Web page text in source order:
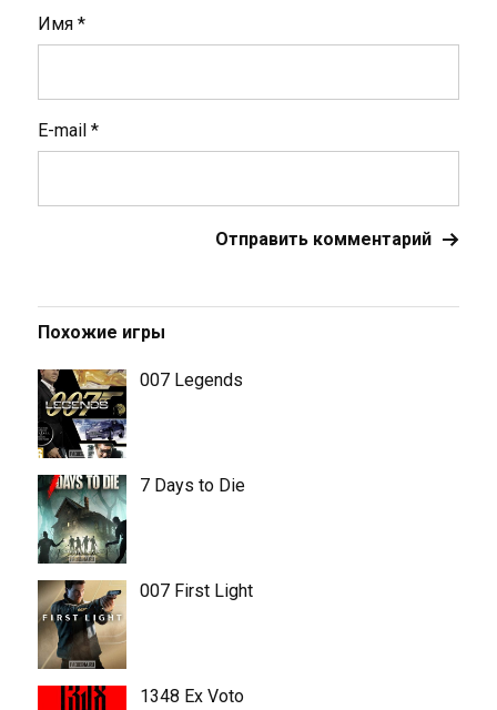
Имя *
E-mail *
Похожие игры
007 Legends
7 Days to Die
007 First Light
1348 Ex Voto